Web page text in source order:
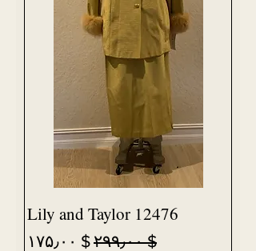
Lily and Taylor 12476
Regular Price
$ ۲۹۹٫۰۰ Sale Price
$ ۱۷۵٫۰۰